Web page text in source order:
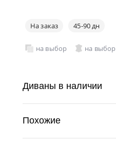
На заказ 45-90 дн
на выбор на выбор
Диваны в наличии
Похожие